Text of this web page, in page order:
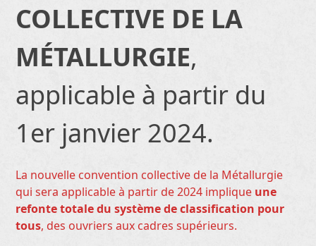
COLLECTIVE DE LA
MÉTALLURGIE,
applicable à partir du
1er janvier 2024.
La nouvelle convention collective de la Métallurgie
qui sera applicable à partir de 2024 implique une
refonte totale du système de classification pour
tous, des ouvriers aux cadres supérieurs.